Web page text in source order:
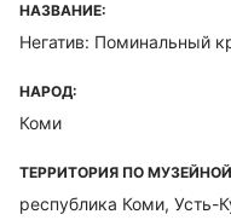
НАЗВАНИЕ:
Негатив: Поминальный
НАРОД:
Коми
ТЕРРИТОРИЯ ПО
республика Коми, Усть-